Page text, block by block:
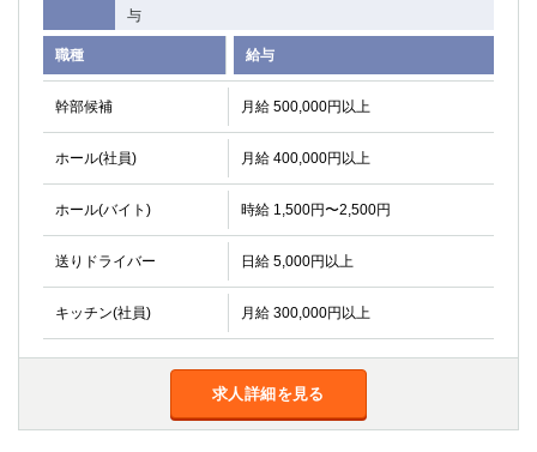
与
職種 給与
幹部候補 月給 500,000円以上
ホール(社員) 月給 400,000円以上
ホール(バイト) 時給 1,500円〜2,500円
送りドライバー 日給 5,000円以上
キッチン(社員) 月給 300,000円以上
求人詳細を見る
柏（東口）
茂原
松戸
八千代台
本八幡
東金
浦安
栃木県
宇都宮
小山
東武宇都宮（宇都宮西口）
茨城県
土浦 ひたち野うしく